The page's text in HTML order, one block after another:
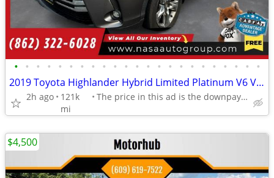
• • • • • • • • • • • • • • • • • • • • • • •
2019 Toyota Highlander Hybrid Limited Platinum V6 V 6 V-6 AWD Natl
2h ago
121k
mi
The price in this ad is the downpayment
$4,500